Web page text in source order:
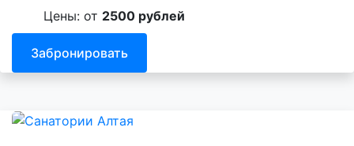
Цены: от 2500 рублей
Забронировать